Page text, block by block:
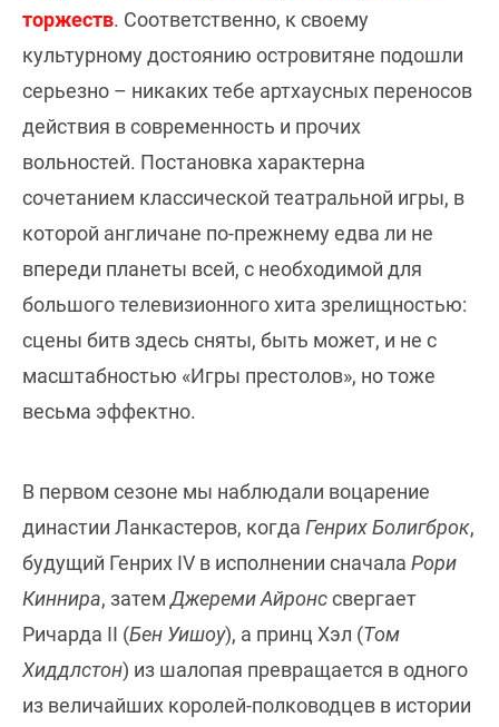
торжеств. Соответственно, к своему
культурному достоянию островитяне подошли
серьезно – никаких тебе артхаусных переносов
действия в современность и прочих
вольностей. Постановка характерна
сочетанием классической театральной игры, в
которой англичане по-прежнему едва ли не
впереди планеты всей, с необходимой для
большого телевизионного хита зрелищностью:
сцены битв здесь сняты, быть может, и не с
масштабностью «Игры престолов», но тоже
весьма эффектно.
В первом сезоне мы наблюдали воцарение
династии Ланкастеров, когда Генрих Болигброк,
будущий Генрих IV в исполнении сначала Рори
Киннира, затем Джереми Айронссвергает
Ричарда II (Бен Уишоу), а принц Хэл (Том
Хиддлстон) из шалопая превращается в одного
из величайших королей-полководцев в истории